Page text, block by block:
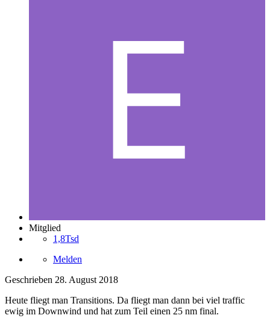
Mitglied
1,8Tsd
Melden
Geschrieben 28. August 2018
Heute fliegt man Transitions. Da fliegt man dann bei viel traffic
ewig im Downwind und hat zum Teil einen 25 nm final.